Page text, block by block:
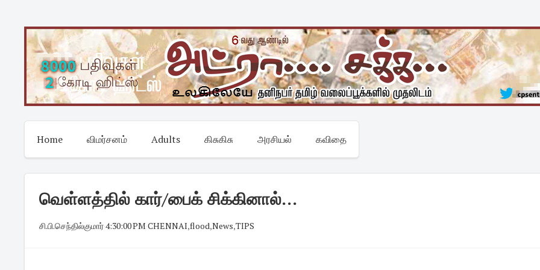
content
Home விமர்சனம் Adults கிசுகிசு அரசியல் கவிதை
வெள்ளத்தில் கார்/பைக் சிக்கினால்...
சி.பி.செந்தில்குமார்·4:30:00 PM ·CHENNAI,flood,News,TIPS